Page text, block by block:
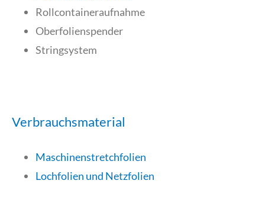
Rollcontaineraufnahme
Oberfolienspender
Stringsystem
Verbrauchsmaterial
Maschinenstretchfolien
Lochfolien und Netzfolien